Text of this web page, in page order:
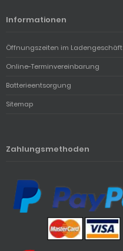
Informationen
Öffnungszeiten im Ladengeschäft
Online-Terminvereinbarung
Batterieentsorgung
Sitemap
Zahlungsmethoden